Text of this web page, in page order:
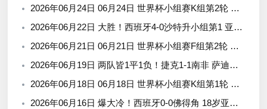
2026年06月24日 06月24日 世界杯小组赛K组第2轮 葡萄牙 - 乌兹别克斯坦 进球视频
2026年06月22日 大胜！西班牙4-0沙特升小组第1 亚马尔首球奥亚萨瓦尔2射1传+中柱
2026年06月21日 06月21日 世界杯小组赛F组第2轮 荷兰vs瑞典 进球视频
2026年06月19日 两队皆1平1负！捷克1-1南非 萨迪莱克破门舒尔茨送点莫科纳点射
2026年06月18日 06月18日 世界杯小组赛K组第1轮 葡萄牙vs民主刚果 进球视频
2026年06月16日 爆大冷！西班牙0-0佛得角 18岁亚马尔首秀40岁门将沃齐尼亚神表现